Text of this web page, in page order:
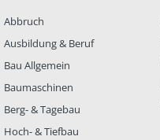
Abbruch
Ausbildung & Beruf
Bau Allgemein
Baumaschinen
Berg- & Tagebau
Hoch- & Tiefbau